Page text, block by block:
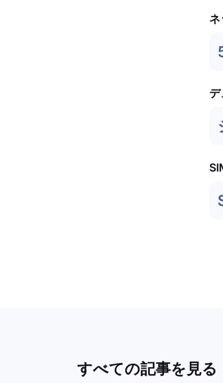
ネ
すべての記事を見る